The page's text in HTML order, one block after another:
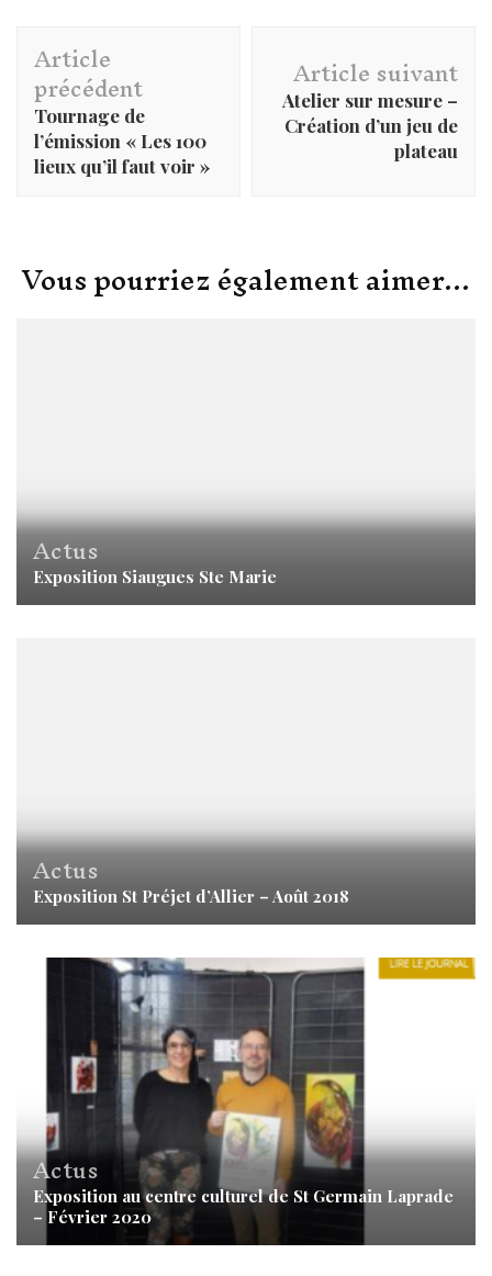
Navigation
d'article
Article
précédent
Tournage de
l’émission « Les 100
lieux qu’il faut voir »
Article suivant
Atelier sur mesure –
Création d’un jeu de
plateau
Vous pourriez également aimer...
Actus
Exposition Siaugues Ste Marie
Actus
Exposition St Préjet d’Allier – Août 2018
Actus
Exposition au centre culturel de St Germain Laprade
– Février 2020